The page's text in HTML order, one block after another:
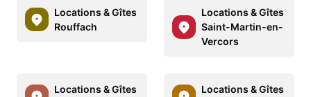
Locations & Gîtes
Rouffach
Locations & Gîtes
Saint-Martin-en-
Vercors
Locations & Gîtes
Locations & Gîtes